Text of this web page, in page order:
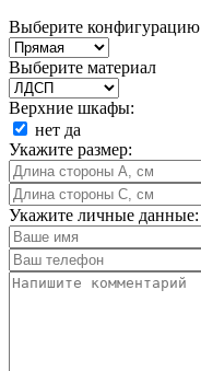
Выберите конфигурацию
Выберите материал
Верхние шкафы:
нет да
Укажите размер:
Укажите личные данные: